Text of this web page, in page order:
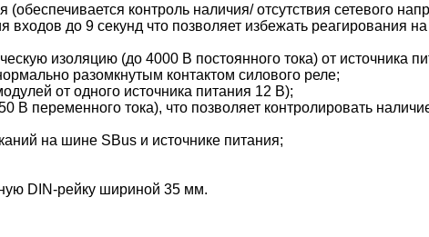
контроль наличия/ отсутствия сетевого
до 9 секунд что позволяет избежать реагирования на
изоляцию (до 4000 В постоянного тока) от источника
разомкнутым контактом силового реле;
от одного источника питания 12 В);
переменного тока), что позволяет контролировать
на шине SBus и источнике питания;
DIN-рейку шириной 35 мм.